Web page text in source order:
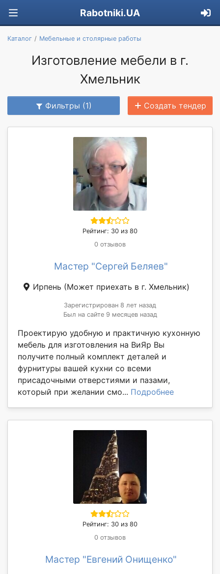
Rabotniki.UA
Каталог Мебельные и столярные работы
Изготовление мебели в г.
Хмельник
Фильтры (1) Создать тендер
Рейтинг: 30 из 80
0 отзывов
Мастер "Сергей Беляев"
Ирпень (Может приехать в г. Хмельник)
Зарегистрирован 8 лет назад
Был на сайте 9 месяцев назад
Проектирую удобную и практичную кухонную
мебель для изготовления на ВиЯр Вы
получите полный комплект деталей и
фурнитуры вашей кухни со всеми
присадочными отверстиями и пазами,
который при желании смо... Подробнее
Рейтинг: 30 из 80
0 отзывов
Мастер "Евгений Онищенко"